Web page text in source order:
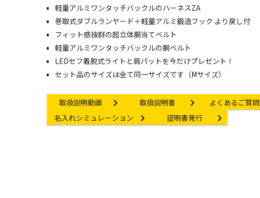
軽量アルミワンタッチバックルのハーネスZA
巻取式ダブルランヤード＋軽量アルミ鍛造フック より戻し付
フィット感抜群の超立体胴当てベルト
軽量アルミワンタッチバックルの胴ベルト
LEDセフ着脱式ライトと肩パットを今だけプレゼント！
セット品のサイズは全て同一サイズです（Mサイズ）
Instruction video
取扱説明動画 Instruction manual
取扱説明書 Other link
よくあるご質問
Other link
名入れシミュレーション Certificate Issuance
証明書発行